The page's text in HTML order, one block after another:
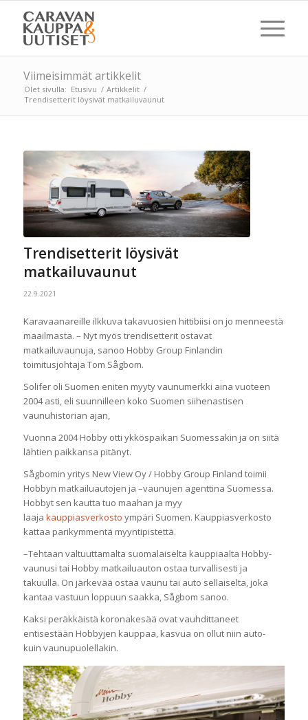
Viimeisimmät artikkelit
Olet sivulla: Etusivu / Artikkelit /
Trendisetterit löysivät matkailuvaunut
Trendisetterit löysivät
matkailuvaunut
22.9.2021
Karavaanareille ilkkuva takavuosien hittibiisi on jo menneestä
maailmasta. – Nyt myös trendisetterit ostavat
matkailuvaunuja, sanoo Hobby Group Finlandin
toimitusjohtaja Tom Sågbom.
Solifer oli Suomen eniten myyty vaunumerkki aina vuoteen
2004 asti, eli suunnilleen koko Suomen siihen­astisen
vaunuhistorian ajan,
Vuonna 2004 Hobby otti ykköspaikan Suomessakin ja on siitä
lähtien paikkansa pitänyt.
Sågbomin yritys New View Oy / Hobby Group Finland toimii
Hobbyn matkailuautojen ja –vaunujen agenttina Suomessa.
Hobbyt sen kautta tuo maahan ja myy
laaja kauppiasverkosto ympäri Suomen. Kauppiasverkosto
kattaa parikymmentä myyntipistettä.
–Tehtaan valtuuttamalta suomalaiselta kauppiaalta Hobby-
vaunusi tai Hobby matkailuauton ostaa turvallisesti ja
takuulla. On järkevää ostaa vaunu tai auto sellaiselta, joka
kantaa vastuun loppuun saakka, Sågbom sanoo.
Kaksi peräkkäistä koronakesää ovat vauhdittaneet
entisestään Hobbyjen kauppaa, kasvua on ollut niin auto-
kuin vaunupuolellakin.